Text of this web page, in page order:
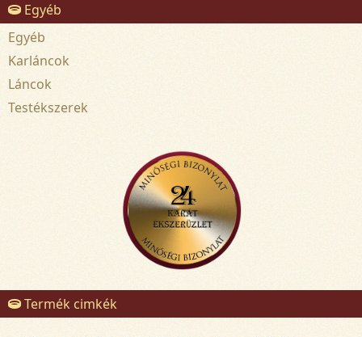
Egyéb
Egyéb
Karláncok
Láncok
Testékszerek
Termék cimkék